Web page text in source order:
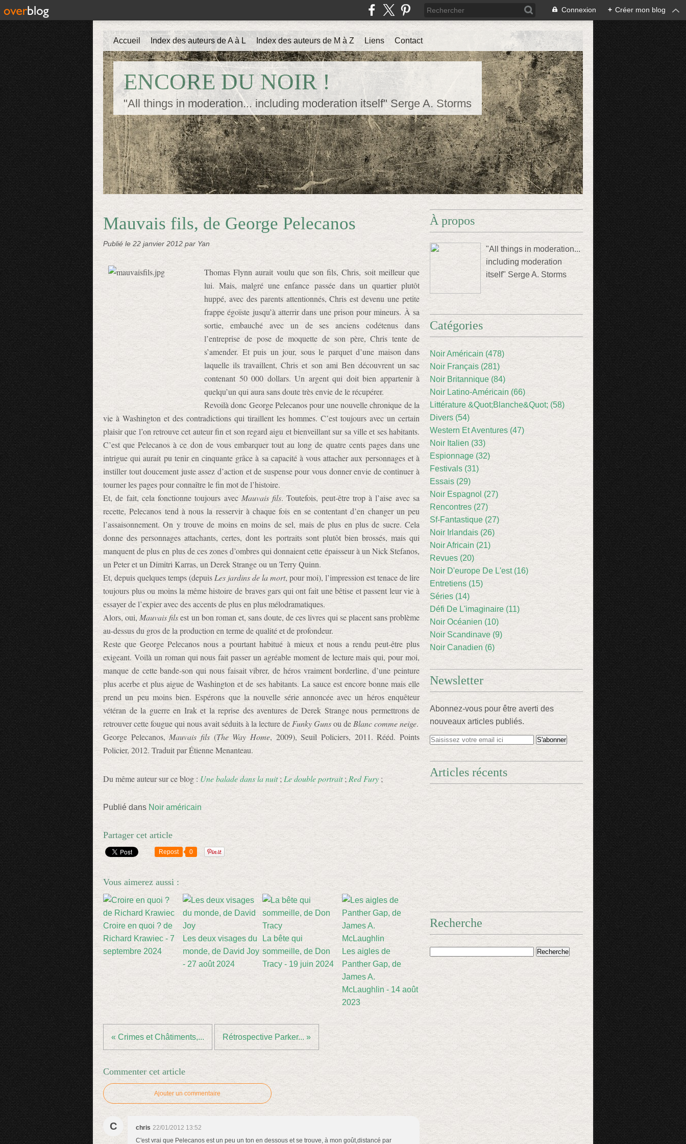
Connexion + Créer mon blog
ENCORE DU NOIR !
"All things in moderation... including moderation itself" Serge A. Storms
Accueil Index des auteurs de A à L Index des auteurs de M à Z Liens Contact
Mauvais fils, de George Pelecanos
Publié le 22 janvier 2012 par Yan
Thomas Flynn aurait voulu que son fils, Chris, soit meilleur que
lui. Mais, malgré une enfance passée dans un quartier plutôt
huppé, avec des parents attentionnés, Chris est devenu une petite
frappe égoïste jusqu’à atterrir dans une prison pour mineurs. À sa
sortie, embauché avec un de ses anciens codétenus dans
l’entreprise de pose de moquette de son père, Chris tente de
s’amender. Et puis un jour, sous le parquet d’une maison dans
laquelle ils travaillent, Chris et son ami Ben découvrent un sac
contenant 50 000 dollars. Un argent qui doit bien appartenir à
quelqu’un qui aura sans doute très envie de le récupérer.
Revoilà donc George Pelecanos pour une nouvelle chronique de la
vie à Washington et des contradictions qui tiraillent les hommes. C’est toujours avec un certain
plaisir que l’on retrouve cet auteur fin et son regard aigu et bienveillant sur sa ville et ses habitants.
C’est que Pelecanos à ce don de vous embarquer tout au long de quatre cents pages dans une
intrigue qui aurait pu tenir en cinquante grâce à sa capacité à vous attacher aux personnages et à
instiller tout doucement juste assez d’action et de suspense pour vous donner envie de continuer à
tourner les pages pour connaître le fin mot de l’histoire.
Et, de fait, cela fonctionne toujours avec Mauvais fils. Toutefois, peut-être trop à l’aise avec sa
recette, Pelecanos tend à nous la resservir à chaque fois en se contentant d’en changer un peu
l’assaisonnement. On y trouve de moins en moins de sel, mais de plus en plus de sucre. Cela
donne des personnages attachants, certes, dont les portraits sont plutôt bien brossés, mais qui
manquent de plus en plus de ces zones d’ombres qui donnaient cette épaisseur à un Nick Stefanos,
un Peter et un Dimitri Karras, un Derek Strange ou un Terry Quinn.
Et, depuis quelques temps (depuis Les jardins de la mort, pour moi), l’impression est tenace de lire
toujours plus ou moins la même histoire de braves gars qui ont fait une bêtise et passent leur vie à
essayer de l’expier avec des accents de plus en plus mélodramatiques.
Alors, oui, Mauvais filsest un bon roman et, sans doute, de ces livres qui se placent sans problème
au-dessus du gros de la production en terme de qualité et de profondeur.
Reste que George Pelecanos nous a pourtant habitué à mieux et nous a rendu peut-être plus
exigeant. Voilà un roman qui nous fait passer un agréable moment de lecture mais qui, pour moi,
manque de cette bande-son qui nous faisait vibrer, de héros vraiment borderline, d’une peinture
plus acerbe et plus aigue de Washington et de ses habitants. La sauce est encore bonne mais elle
prend un peu moins bien. Espérons que la nouvelle série annoncée avec un héros enquêteur
vétéran de la guerre en Irak et la reprise des aventures de Derek Strange nous permettrons de
retrouver cette fougue qui nous avait séduits à la lecture de Funky Gunsou de Blanc comme neige.
George Pelecanos, Mauvais fils (The Way Home, 2009), Seuil Policiers, 2011. Rééd. Points
Policier, 2012. Traduit par Étienne Menanteau.
Du même auteur sur ce blog : Une balade dans la nuit; Le double portrait; Red Fury ;
Publié dans Noir américain
Partager cet article
Repost 0
Vous aimerez aussi :
Croire en quoi ? de
Richard Krawiec - 7
septembre 2024
Les deux visages du
monde, de David Joy
- 27 août 2024
La bête qui
sommeille, de Don
Tracy - 19 juin 2024
Les aigles de
Panther Gap, de
James A.
McLaughlin - 14 août
2023
« Crimes et Châtiments,... Rétrospective Parker... »
Commenter cet article
Ajouter un commentaire
C chris 22/01/2012 13:52
C'est vrai que Pelecanos est un peu un ton en dessous et se trouve, à mon goût,distancé par
À propos
"All things in moderation...
including moderation
itself" Serge A. Storms
Catégories
Noir Américain (478)
Noir Français (281)
Noir Britannique (84)
Noir Latino-Américain (66)
Littérature &Quot;Blanche&Quot; (58)
Divers (54)
Western Et Aventures (47)
Noir Italien (33)
Espionnage (32)
Festivals (31)
Essais (29)
Noir Espagnol (27)
Rencontres (27)
Sf-Fantastique (27)
Noir Irlandais (26)
Noir Africain (21)
Revues (20)
Noir D'europe De L'est (16)
Entretiens (15)
Séries (14)
Défi De L'imaginaire (11)
Noir Océanien (10)
Noir Scandinave (9)
Noir Canadien (6)
Newsletter
Abonnez-vous pour être averti des
nouveaux articles publiés.
Articles récents
Recherche